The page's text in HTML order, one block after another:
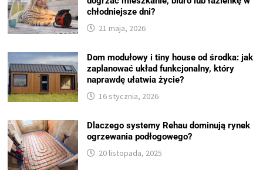
chłodniejsze dni?
21 maja, 2026
Dom modułowy i tiny house od środka: jak
zaplanować układ funkcjonalny, który
naprawdę ułatwia życie?
16 stycznia, 2026
Dlaczego systemy Rehau dominują rynek
ogrzewania podłogowego?
20 listopada, 2025